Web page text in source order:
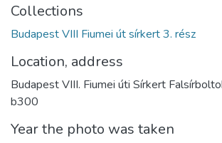
Collections
Budapest VIII Fiumei út sírkert 3. rész
Location, address
Budapest VIII. Fiumei úti Sírkert
b300
Year the photo was taken